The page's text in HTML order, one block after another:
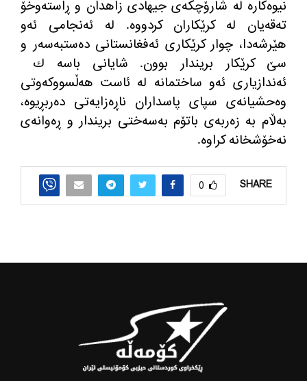
نیوه‌كاره‌ له‌ شارۆچكه‌ی جیهادی زاهدان و ڕاسته‌وخۆ
ته‌قه‌یان له‌ كرێكاران كردووه‌. له‌ ئه‌نجامی ئه‌و
هێرشه‌دا، چوار كرێكاری ئه‌فغانستانی ده‌ستبه‌سه‌ر و
سێ كرێكار بریندار بوون. شایانی باسه‌ ك
ئه‌ندازیاری ئه‌و ساختمانه‌ له‌ ئاست هه‌ڵسووكه‌وتی
وه‌حشیانه‌ی سپای پاسداران ناڕه‌زایه‌تی ده‌ربڕیوه‌،
به‌ڵام به‌ زه‌ربه‌ی باتۆم به‌سه‌ختی بریندار و ڕه‌وانه‌ی
نه‌خۆشخانه‌ كراوه‌.
SHARE
0